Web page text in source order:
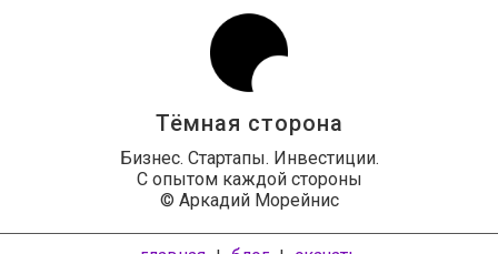
Тёмная сторона
Бизнес. Стартапы. Инвестиции.
С опытом каждой стороны
© Аркадий Морейнис